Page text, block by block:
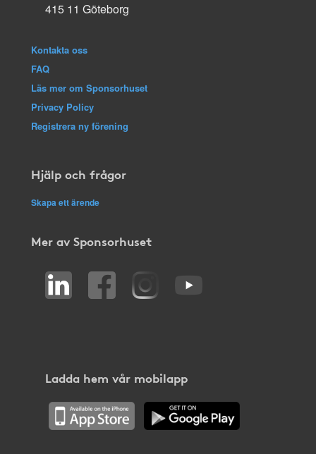
415 11 Göteborg
Kontakta oss
FAQ
Läs mer om Sponsorhuset
Privacy Policy
Registrera ny förening
Hjälp och frågor
Skapa ett ärende
Mer av Sponsorhuset
Ladda hem vår mobilapp